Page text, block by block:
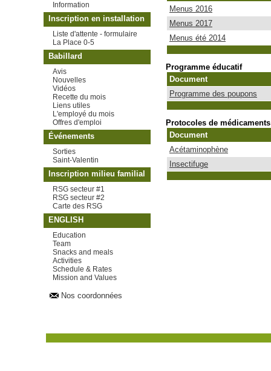
Information
Inscription en installation
Liste d'attente - formulaire
La Place 0-5
Babillard
Avis
Nouvelles
Vidéos
Recette du mois
Liens utiles
L'employé du mois
Offres d'emploi
Événements
Sorties
Saint-Valentin
Inscription milieu familial
RSG secteur #1
RSG secteur #2
Carte des RSG
ENGLISH
Education
Team
Snacks and meals
Activities
Schedule & Rates
Mission and Values
Nos coordonnées
Menus 2016
Menus 2017
Menus été 2014
Programme éducatif
Document
Programme des poupons
Protocoles de médicaments
Document
Acétaminophène
Insectifuge